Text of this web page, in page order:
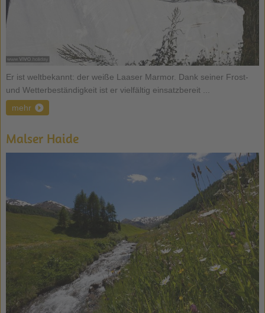
Er ist weltbekannt: der weiße Laaser Marmor. Dank seiner Frost-
und Wetterbeständigkeit ist er vielfältig einsatzbereit ...
mehr
Malser Haide